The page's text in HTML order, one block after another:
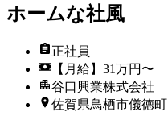
ホームな社風
正社員
【月給】31万円〜
谷口興業株式会社
佐賀県鳥栖市儀徳